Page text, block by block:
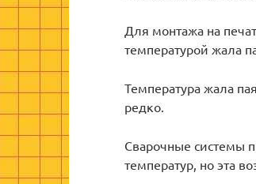
Для монтажа на
температурой жала
Температура жала
редко.
Сварочные системы
температур, но эта